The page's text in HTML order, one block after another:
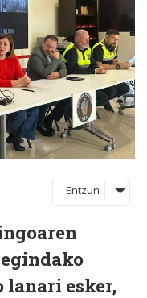
Entzun
lanari esker,